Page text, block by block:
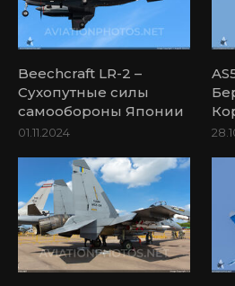
Beechcraft LR-2 –
Сухопутные силы
самообороны Японии
01.11.2024